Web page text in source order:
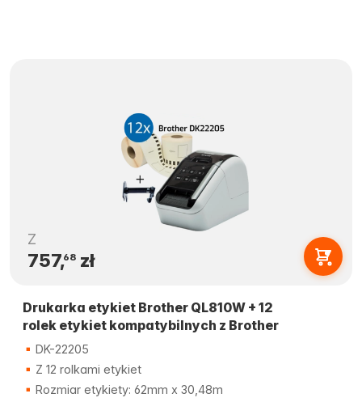
Z
757,68zł
Drukarka etykiet Brother QL810W + 12
rolek etykiet kompatybilnych z Brother
DK-22205
Z 12 rolkami etykiet
Rozmiar etykiety: 62mm x 30,48m